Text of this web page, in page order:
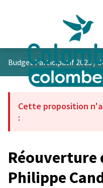
Budget Participatif 2023 /
Cette proposition
:
Réouverture
Philippe